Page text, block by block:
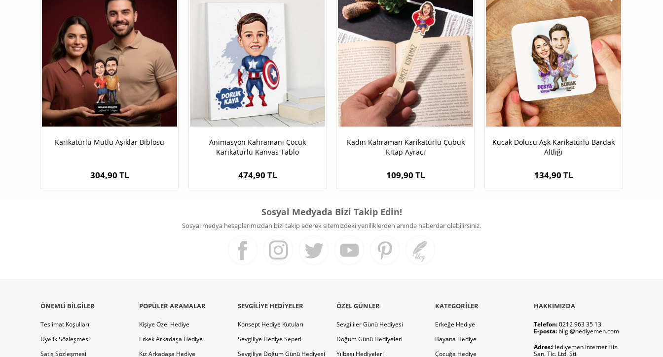
Karikatürlü Mutlu Aşıklar Biblosu
304,90 TL
Animasyon Kahramanı Çocuk
Karikatürlü Kanvas Tablo
474,90 TL
Kadın Kahraman Karikatürlü Çubuk
Kitap Ayracı
109,90 TL
Kucak Dolusu Aşk Karikatürlü Bardak
Altlığı
134,90 TL
Sosyal Medyada Bizi Takip Edin!
Sosyal medya hesaplarımızdan bizi takip ederek sitemizdeki yeniliklerden anında haberdar olabilirsiniz.
ÖNEMLI BILGILER
Teslimat Koşulları
Üyelik Sözleşmesi
Satış Sözleşmesi
POPÜLER ARAMALAR
Kişiye Özel Hediye
Erkek Arkadaşa Hediye
Kız Arkadaşa Hediye
SEVGILIYE HEDIYELER
Konsept Hediye Kutuları
Sevgiliye Hediye Sepeti
Sevgiliye Doğum Günü Hediyesi
ÖZEL GÜNLER
Sevgililer Günü Hediyesi
Doğum Günü Hediyeleri
Yılbaşı Hediyeleri
KATEGORILER
Erkeğe Hediye
Bayana Hediye
Çocuğa Hediye
HAKKIMIZDA
Telefon:0212 963 35 13
E-posta: bilgi@hediyemen.com
Adres:Hediyemen İnternet Hiz.
San. Tic. Ltd. Şti.